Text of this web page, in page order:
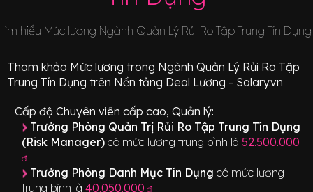
tìm hiểu Mức lương Ngành Quản Lý Rủi Ro Tập Trung Tín Dụng
Tham khảo Mức lương trong NgànhQuản Lý Rủi Ro Tập
Trung Tín Dụng trên Nền tảng Deal Lương - Salary.vn
Cấp độ Chuyên viên cấp cao, Quản lý:
Trưởng Phòng Quản Trị Rủi Ro Tập Trung Tín Dụng
(Risk Manager)có mức lương trung bình là52.500.000
đ
Trưởng Phòng Danh Mục Tín Dụngcó mức lương
trung bình là40.050.000 đ